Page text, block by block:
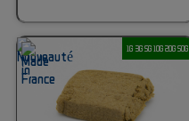
1G 3G 5G 10G 20G 50G